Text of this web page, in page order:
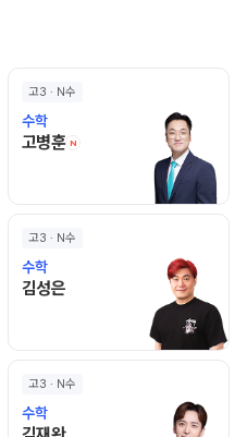
기
고3 · N수
수학
고병훈 N 고병훈 선생님 홈 바로
기
고3 · N수
수학
김성은김성은 선생님 홈 바로가기
고3 · N수
수학